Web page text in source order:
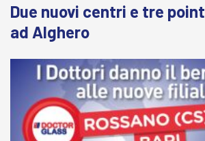
Due nuovi centri e tre
ad Alghero